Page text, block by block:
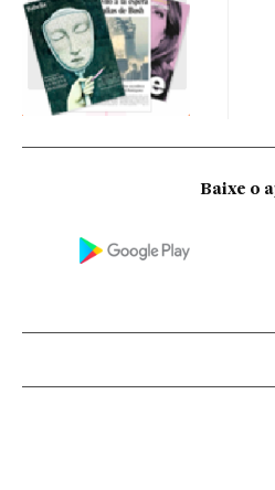
Baixe o